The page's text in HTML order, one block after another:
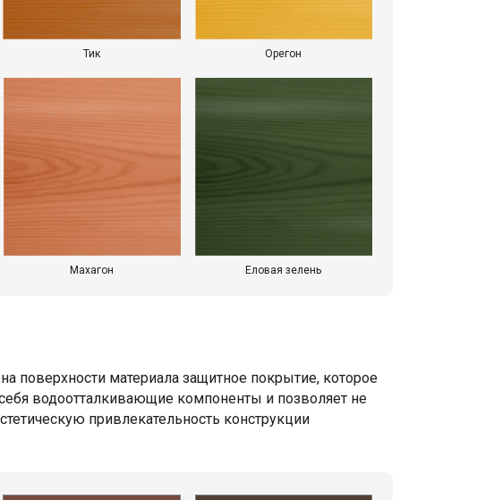
Тик Орегон
Махагон Еловая зелень
поверхности материала защитное покрытие, которое
водоотталкивающие компоненты и позволяет не
привлекательность конструкции